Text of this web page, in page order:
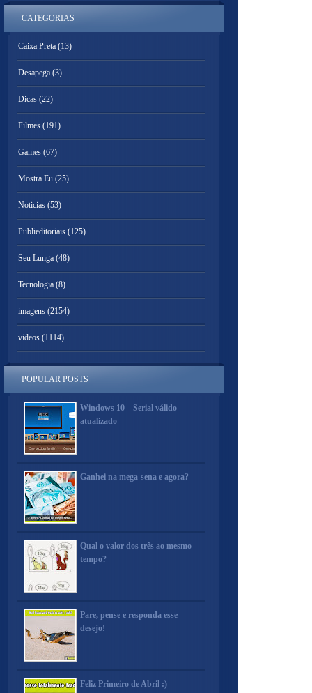
CATEGORIAS
Caixa Preta (13)
Desapega (3)
Dicas (22)
Filmes (191)
Games (67)
Mostra Eu (25)
Noticias (53)
Publieditoriais (125)
Seu Lunga (48)
Tecnologia (8)
imagens (2154)
videos (1114)
POPULAR POSTS
Windows 10 – Serial válido
atualizado
Ganhei na mega-sena e agora?
Qual o valor dos três ao mesmo
tempo?
Pare, pense e responda esse
desejo!
Feliz Primeiro de Abril :)